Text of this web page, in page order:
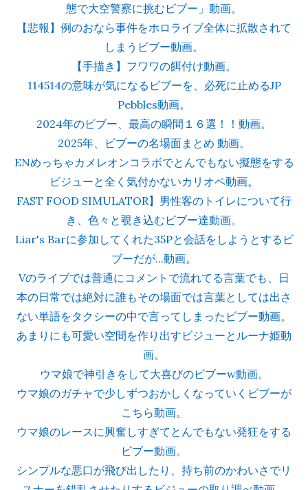
態で大空警察に挑むビブー」動画。
【悲報】例のおなら事件をホロライブ全体に拡散されて
しまうビブー動画。
【手描き】フワワの餌付け動画。
114514の意味が気になるビブーを、必死に止めるJP
Pebbles動画。
2024年のビブー、最高の瞬間１６選！！動画。
2025年、ビブーの名場面まとめ 動画。
ENめっちゃカメレオンコラボでとんでもない擬態をする
ビジューと全く気付かないカリオペ動画。
FAST FOOD SIMULATOR】男性客のトイレについて行
き、色々と覗き込むビブー達動画。
Liar's Barに参加してくれた35Pと会話をしようとするビ
ブーだが...動画。
Vのライブでは普通にコメントで流れてる言葉でも、日
本の日常では絶対に誰もその場面では言葉としては出さ
ない単語をタクシーの中で言ってしまったビブー動画。
あまりにも可愛い空間を作り出すビジューとルーナ姫動
画。
ウマ娘で神引きをして大喜びのビブーw動画。
ウマ娘のガチャで少しずつおかしくなっていくビブーが
こちら動画。
ウマ娘のレースに興奮しすぎてとんでもない発狂をする
ビブー動画。
シンプルな悪口が飛び出したり、持ち前のかわいさでリ